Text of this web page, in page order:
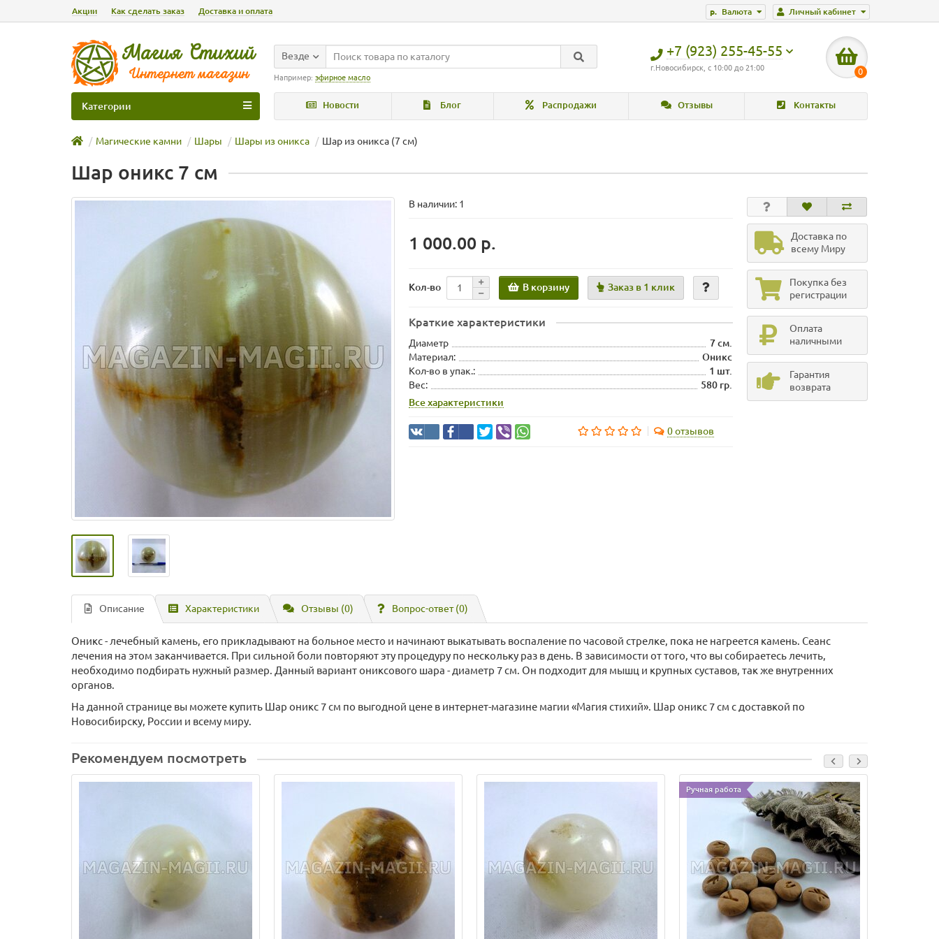
Личный кабинет
р. Валюта
Акции Как сделать заказ Доставка и оплата
+7 (923) 255-45-55
г.Новосибирск, с 10:00 до 21:00 0
Везде
Например: эфирное масло
Новости Блог Распродажи Отзывы Контакты
Категории
Магические камни Шары Шары из оникса Шар из оникса (7 см)
Шар оникс 7 см
В наличии: 1
1 000.00 р.
Кол-во В корзину Заказ в 1 клик
Краткие характеристики
Диаметр
7 см.
Материал:
Оникс
Кол-во в упак.:
1 шт.
Вес:
580 гр.
Все характеристики
0 отзывов
Доставка по
всему Миру
Покупка без
регистрации
Оплата
наличными
Гарантия
возврата
Описание Характеристики Отзывы (0) Вопрос-ответ(0)
Оникс - лечебный камень, его прикладывают на больное место и начинают выкатывать воспаление по часовой стрелке, пока не нагреется камень. Сеанс
лечения на этом заканчивается. При сильной боли повторяют эту процедуру по нескольку раз в день. В зависимости от того, что вы собираетесь лечить,
необходимо подбирать нужный размер. Данный вариант ониксового шара - диаметр 7 см. Он подходит для мышц и крупных суставов, так же внутренних
органов.
На данной странице вы можете купить Шар оникс 7 см по выгодной цене в интернет-магазине магии «Магия стихий». Шар оникс 7 см с доставкой по
Новосибирску, России и всему миру.
Рекомендуем посмотреть
Ручная работа